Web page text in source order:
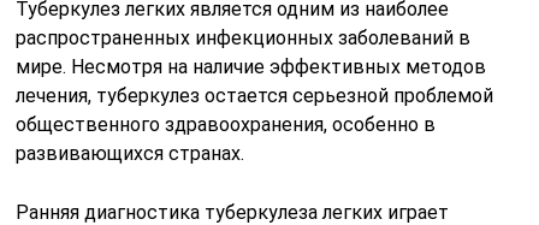
Туберкулез легких является одним из наиболее
распространенных инфекционных заболеваний в
мире. Несмотря на наличие эффективных методов
лечения, туберкулез остается серьезной проблемой
общественного здравоохранения, особенно в
развивающихся странах.
Ранняя диагностика туберкулеза легких играет